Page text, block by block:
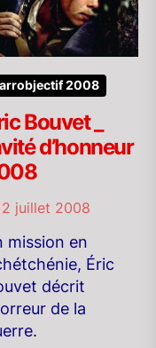
2008
Bouvet _
d’honneur
2 juillet 2008
mission en
Éric
décrit
de la